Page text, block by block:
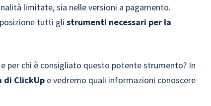
limitate, sia nelle versioni a pagamento.
tutti glistrumenti necessari per la
per chi è consigliato questo potente strumento? In
di ClickUp e vedremo quali informazioni conoscere